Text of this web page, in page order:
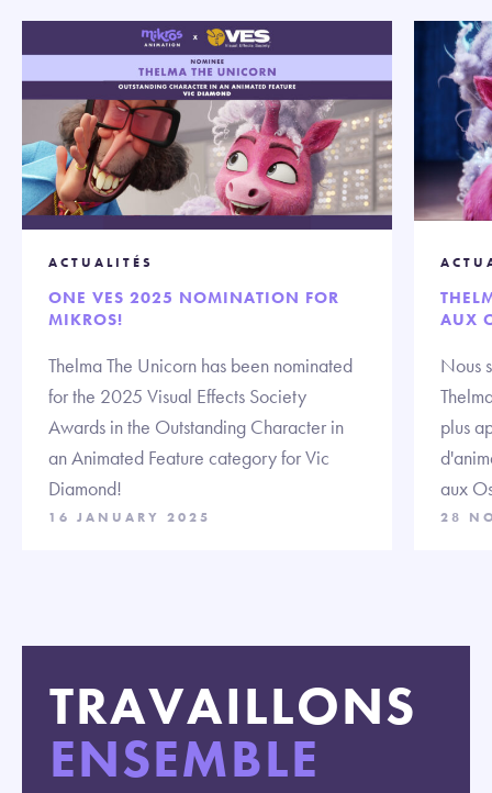
ACTUALITÉS
ONE VES 2025 NOMINATION FOR
MIKROS!
Thelma The Unicorn has been nominated
for the 2025 Visual Effects Society
Awards in the Outstanding Character in
an Animated Feature category for Vic
Diamond!
16 JANUARY 2025
AUX
Nous
plus
aux
28
TRAVAILLONS
ENSEMBLE